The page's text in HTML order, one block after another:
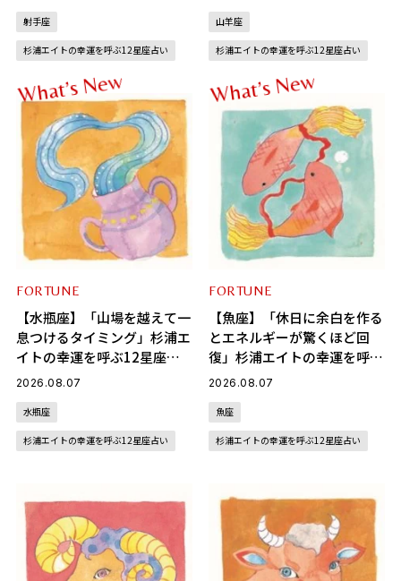
射手座
杉浦エイトの幸運を呼ぶ12星座占い
山羊座
杉浦エイトの幸運を呼ぶ12星座占い
What’s New
FORTUNE
【水瓶座】「山場を越えて一
息つけるタイミング」杉浦エ
イトの幸運を呼ぶ12星座占
い（8/7～9/6）
2026.08.07
水瓶座
杉浦エイトの幸運を呼ぶ12星座占い
What’s New
FORTUNE
【魚座】「休日に余白を作る
とエネルギーが驚くほど回
復」杉浦エイトの幸運を呼ぶ
12星座占い（8/7～9/6）
2026.08.07
魚座
杉浦エイトの幸運を呼ぶ12星座占い